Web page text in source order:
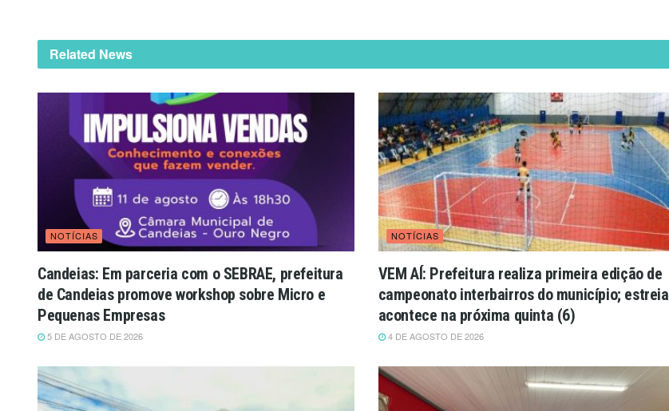
Related News
NOTÍCIAS
Candeias: Em parceria com o SEBRAE, prefeitura
de Candeias promove workshop sobre Micro e
Pequenas Empresas
5 DE AGOSTO DE 2026
NOTÍCIAS
VEM AÍ: Prefeitura realiza primeira edição de
campeonato interbairros do município; estreia
acontece na próxima quinta (6)
4 DE AGOSTO DE 2026